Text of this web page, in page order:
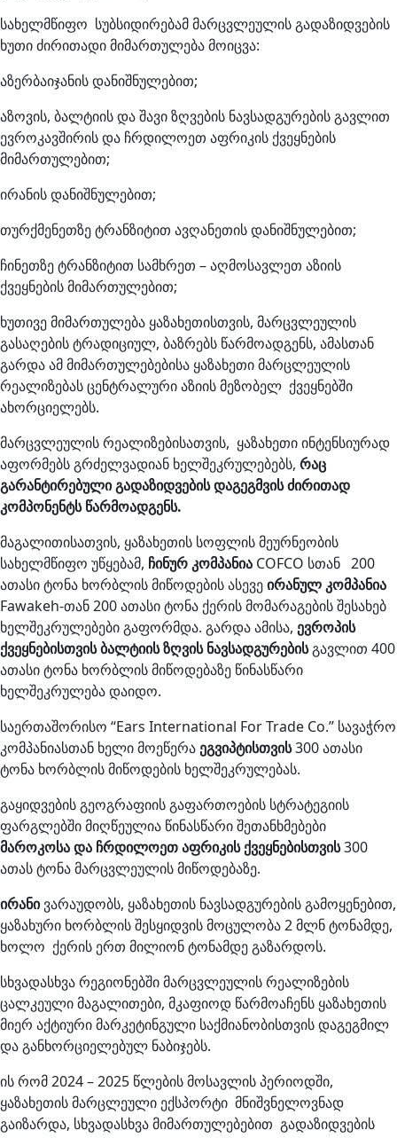
სახელმწიფო სუბსიდირებამ მარცვლეულის გადაზიდვების
ხუთი ძირითადი მიმართულება მოიცვა:
აზერბაიჯანის დანიშნულებით;
აზოვის, ბალტიის და შავი ზღვების ნავსადგურების გავლით
ევროკავშირის და ჩრდილოეთ აფრიკის ქვეყნების
მიმართულებით;
ირანის დანიშნულებით;
თურქმენეთზე ტრანზიტით ავღანეთის დანიშნულებით;
ჩინეთზე ტრანზიტით სამხრეთ – აღმოსავლეთ აზიის
ქვეყნების მიმართულებით;
ხუთივე მიმართულება ყაზახეთისთვის, მარცვლეულის
გასაღების ტრადიციულ, ბაზრებს წარმოადგენს, ამასთან
გარდა ამ მიმართულებებისა ყაზახეთი მარცლეულის
რეალიზებას ცენტრალური აზიის მეზობელ ქვეყნებში
ახორციელებს.
მარცვლეულის რეალიზებისათვის, ყაზახეთი ინტენსიურად
აფორმებს გრძელვადიან ხელშეკრულებებს, რაც
გარანტირებული გადაზიდვების დაგეგმვის ძირითად
კომპონენტს წარმოადგენს.
მაგალითისათვის, ყაზახეთის სოფლის მეურნეობის
სახელმწიფო უწყებამ, ჩინურ კომპანია COFCO სთან 200
ათასი ტონა ხორბლის მიწოდების ასევეირანულ კომპანია
Fawakeh-თან 200 ათასი ტონა ქერის მომარაგების შესახებ
ხელშეკრულებები გაფორმდა. გარდა ამისა, ევროპის
ქვეყნებისთვის ბალტიის ზღვის ნავსადგურებისგავლით 400
ათასი ტონა ხორბლის მიწოდებაზე წინასწარი
ხელშეკრულება დაიდო.
საერთაშორისო “Ears International For Trade Co.” სავაჭრო
კომპანიასთან ხელი მოეწერაეგვიპტისთვის300 ათასი
ტონა ხორბლის მიწოდების ხელშეკრულებას.
გაყიდვების გეოგრაფიის გაფართოების სტრატეგიის
ფარგლებში მიღწეულია წინასწარი შეთანხმებები
მაროკოსა და ჩრდილოეთ აფრიკის ქვეყნებისთვის300
ათას ტონა მარცვლეულის მიწოდებაზე.
ირანივარაუდობს, ყაზახეთის ნავსადგურების გამოყენებით,
ყაზახური ხორბლის შესყიდვის მოცულობა 2 მლნ ტონამდე,
ხოლო ქერის ერთ მილიონ ტონამდე გაზარდოს.
სხვადასხვა რეგიონებში მარცვლეულის რეალიზების
ცალკეული მაგალითები, მკაფიოდ წარმოაჩენს ყაზახეთის
მიერ აქტიური მარკეტინგული საქმიანობისთვის დაგეგმილ
და განხორციელებულ ნაბიჯებს.
ის რომ 2024 – 2025 წლების მოსავლის პერიოდში,
ყაზახეთის მარცლეული ექსპორტი მნიშვნელოვნად
გაიზარდა, სხვადასხვა მიმართულებებით გადაზიდვების